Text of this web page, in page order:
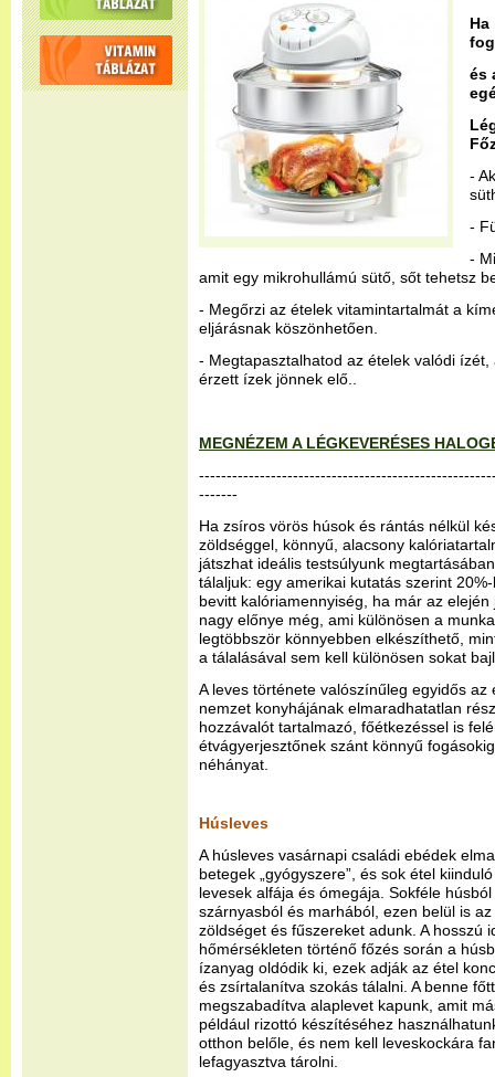
és
-
-
-
amit egy mikrohullámú sütő, sőt tehetsz
- Megőrzi az ételek vitamintartalmát a
eljárásnak köszönhetően.
- Megtapasztalhatod az ételek valódi
érzett ízek jönnek elő..
MEGNÉZEM A LÉGKEVERÉSES
-------
Ha zsíros vörös húsok és rántás nélkül
zöldséggel, könnyű, alacsony
játszhat ideális testsúlyunk
tálaljuk: egy amerikai kutatás szerint
bevitt kalóriamennyiség, ha már az elején
nagy előnye még, ami különösen a
legtöbbször könnyebben elkészíthető,
a tálalásával sem kell különösen sokat
A leves története valószínűleg egyidős
nemzet konyhájának elmaradhatatlan
hozzávalót tartalmazó, főétkezéssel is
étvágyerjesztőnek szánt könnyű
néhányat.
Húsleves
A húsleves vasárnapi családi ebédek
betegek „gyógyszere”, és sok étel
levesek alfája és ómegája. Sokféle
szárnyasból és marhából, ezen belül is
zöldséget és fűszereket adunk. A hosszú
hőmérsékleten történő főzés során a
ízanyag oldódik ki, ezek adják az étel
és zsírtalanítva szokás tálalni. A benne
megszabadítva alaplevet kapunk, amit
például rizottó készítéséhez
otthon belőle, és nem kell leveskockára
lefagyasztva tárolni.